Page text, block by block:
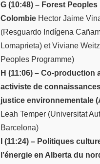
G (10:48) – Forest
Colombie Hector Jaime
(Resguardo Indígena
Lomaprieta) et Viviane
Peoples Programme)
H (11:06) – Co-production
activiste de
justice environnementale
Leah Temper (Universitat
Barcelona)
I (11:24) – Politiques
l’énergie en Alberta du